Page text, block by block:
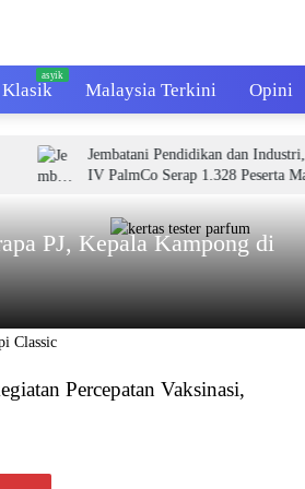
Klasik Malaysia Terkini Opini
Jembatani Pendidikan dan Industri, PTPN
IV PalmCo Serap 1.328 Peserta Magang
PJ, Kepala Kampong di
Percepatan Vaksinasi,